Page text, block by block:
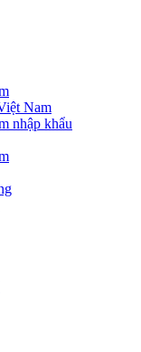
Nam
nhập khẩu